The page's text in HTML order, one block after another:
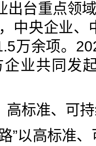
出台重点领
中央企业、
万余项。
企业共同发
高标准、可
”以高标准